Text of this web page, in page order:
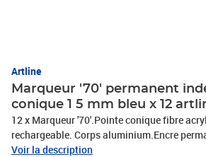
Artline
Marqueur '70' permanent
conique 1 5 mm bleu x 12
12 x Marqueur '70'.Pointe conique fibre
rechargeable. Corps aluminium.Encre
inodore et sans xylène.Résiste à l’eau et à la
Voir la description